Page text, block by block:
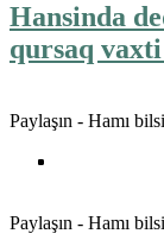
Hansinda
qursaq
Paylaşın - Hamı
Paylaşın - Hamı